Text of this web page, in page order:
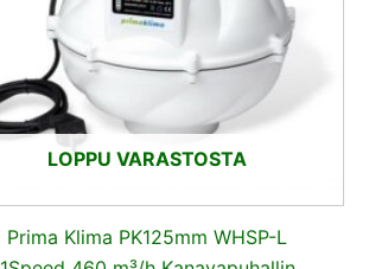
LOPPU VARASTOSTA
Prima Klima PK125mm WHSP-L